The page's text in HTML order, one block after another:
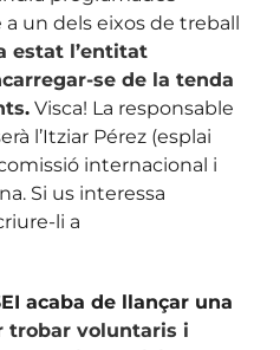
un dels eixos de treball
estat l’entitat
se de la tenda
. Visca! La responsable
l’Itziar Pérez (esplai
internacional i
Si us interessa
li a
acaba de llançar una
trobar voluntaris i